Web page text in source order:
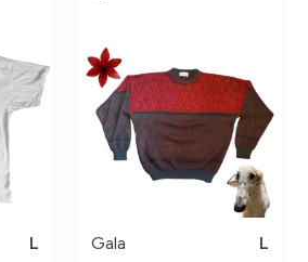
L
Gala
L